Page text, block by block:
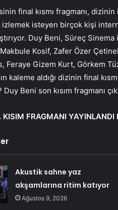
final kısmı fragmanı,
isteyen birçok kişi
Duy Beni, Süreç
Kosif, Zafer Özer
Feraye Gizem Kurt, Görkem
kaleme aldığı dizinin final
Duy Beni son kısım fragmanı
KISIM FRAGMANI YAYINLANDI
Akustik sahne yaz
akşamlarına ritim katıyor
Ağustos 9, 2026